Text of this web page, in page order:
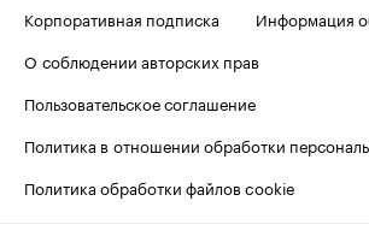
Корпоративная подписка
Информация
О соблюдении авторских прав
Пользовательское соглашение
Политика в отношении обработки
Политика обработки файлов cookie